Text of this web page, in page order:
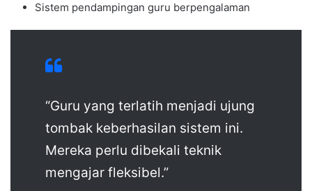
Sistem pendampingan guru berpengalaman
“Guru yang terlatih menjadi ujung
tombak keberhasilan sistem ini.
Mereka perlu dibekali teknik
mengajar fleksibel.”